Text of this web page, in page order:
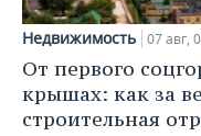
Недвижимость 07 авг,
От первого
крышах: как за
строительная